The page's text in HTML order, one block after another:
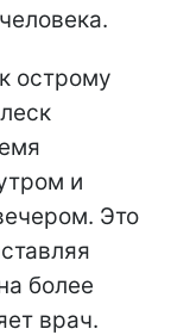
острому
и
Это
более
врач.